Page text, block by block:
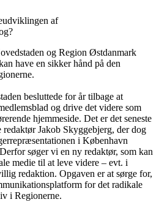
af
og Region Østdanmark
have en sikker hånd på den
besluttede for år tilbage at
og drive det videre som
hjemmeside. Det er det seneste
Jakob Skyggebjerg, der dog
i København
søger vi en ny redaktør, som kan
medie til at leve videre – evt. i
redaktion. Opgaven er at sørge for,
for det radikale
i Regionerne.